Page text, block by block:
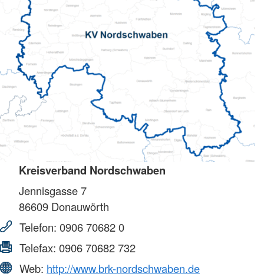
Kreisverband Nordschwaben
Jennisgasse 7
86609 Donauwörth
Telefon: 0906 70682 0
Telefax: 0906 70682 732
Web: http://www.brk-nordschwaben.de